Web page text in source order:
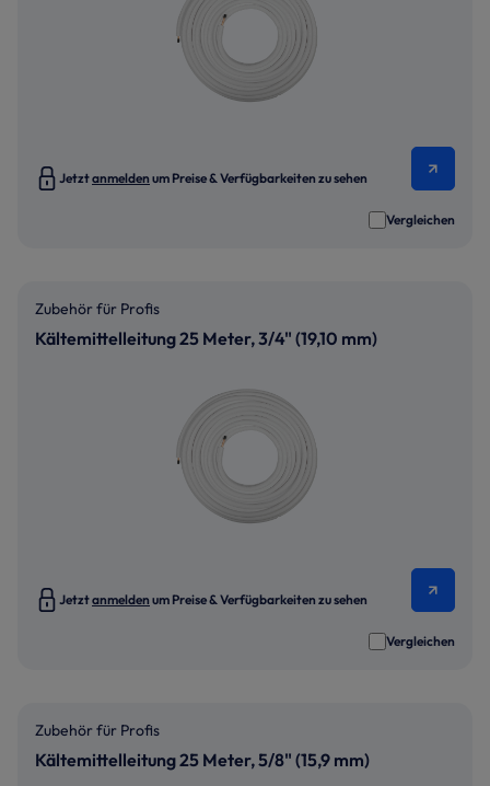
Jetztanmelden um Preise & Verfügbarkeiten zu sehen
Vergleichen
Zubehör für Profis
Kältemittelleitung 25 Meter, 3/4" (19,10 mm)
Jetztanmelden um Preise & Verfügbarkeiten zu sehen
Vergleichen
Zubehör für Profis
Kältemittelleitung 25 Meter, 5/8" (15,9 mm)